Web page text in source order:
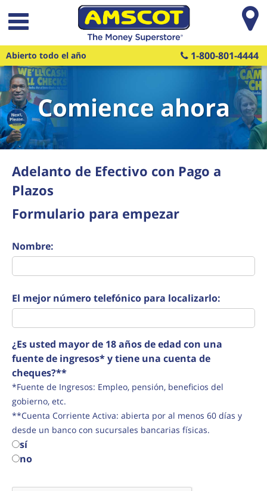
Saltar al contenido principal
Abierto todo el año 1-800-801-4444
Comience ahora
Adelanto de Efectivo con Pago a
Plazos
Formulario para empezar
Nombre:
El mejor número telefónico para localizarlo:
¿Es usted mayor de 18 años de edad con una
fuente de ingresos* y tiene una cuenta de
cheques?**
*Fuente de Ingresos: Empleo, pensión, beneficios del
gobierno, etc.
**Cuenta Corriente Activa: abierta por al menos 60 días y
desde un banco con sucursales bancarias físicas.
sí
no